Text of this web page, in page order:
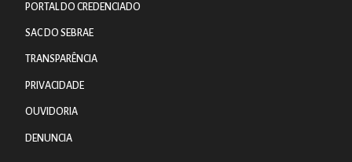
PORTAL DO CREDENCIADO
SAC DO SEBRAE
TRANSPARÊNCIA
PRIVACIDADE
OUVIDORIA
DENUNCIA